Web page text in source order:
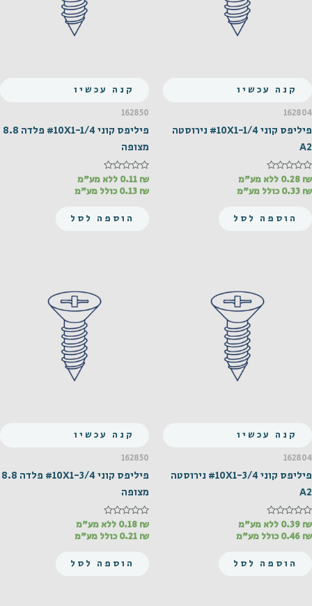
קנה עכשיו
162804
פיליפס קוני #10X1-1/4 נירוסטה
A2
דורג
מתוך
0.28 ₪
ללא מע"מ
0.33 ₪ כולל מע"מ
הוספה לסל
קנה עכשיו
162850
פיליפס קוני #10X1-1/4 פלדה 8.8
מצופה
דורג
מתוך
0.11 ₪
ללא מע"מ
0.13 ₪ כולל מע"מ
הוספה לסל
קנה עכשיו
162804
פיליפס קוני #10X1-3/4 נירוסטה
A2
דורג
מתוך
0.39 ₪
ללא מע"מ
0.46 ₪ כולל מע"מ
הוספה לסל
קנה עכשיו
162850
פיליפס קוני #10X1-3/4 פלדה 8.8
מצופה
דורג
מתוך
0.18 ₪
ללא מע"מ
0.21 ₪ כולל מע"מ
הוספה לסל